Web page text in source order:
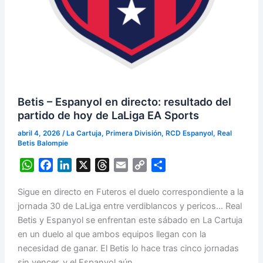
Betis – Espanyol en directo: resultado del
partido de hoy de LaLiga EA Sports
abril 4, 2026 / La Cartuja, Primera División, RCD Espanyol, Real
Betis Balompie
W
a
t
s
A
p
c
e
b
o
o
n
k
e
d
I
r
e
a
d
s
a
i
l
p
y
L
i
n
a
r
e
Sigue en directo en Futeros el duelo correspondiente a la
jornada 30 de LaLiga entre verdiblancos y pericos… Real
Betis y Espanyol se enfrentan este sábado en La Cartuja
en un duelo al que ambos equipos llegan con la
necesidad de ganar. El Betis lo hace tras cinco jornadas